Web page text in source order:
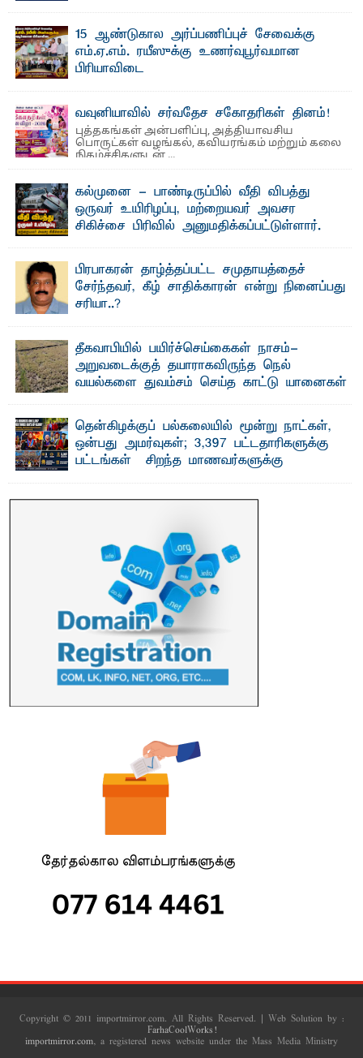
ஜே. எப். காமிலா பேகம்- இ லங்கை அரசாங்கம் அரசுசாரா
அமைப்புகள் (NGO) தொடர்பான புதிய சட்டமூலத்தை ...
15 ஆண்டுகால அர்ப்பணிப்புச் சேவைக்கு
எம்.ஏ.எம். ரயீஸுக்கு உணர்வுபூர்வமான
பிரியாவிடை
வவுனியாவில் சர்வதேச சகோதரிகள் தினம்!
புத்தகங்கள் அன்பளிப்பு, அத்தியாவசிய
பொருட்கள் வழங்கல், கவியரங்கம் மற்றும் கலை
நிகழ்ச்சிகளுடன் ...
கல்முனை - பாண்டிருப்பில் வீதி விபத்து
ஒருவர் உயிரிழப்பு, மற்றையவர் அவசர
சிகிச்சை பிரிவில் அனுமதிக்கப்பட்டுள்ளார்.
பாண்டிருப்பு ...பிரபாகரன் தாழ்த்தப்பட்ட சமுதாயத்தைச்
சேர்ந்தவர், கீழ் சாதிக்காரன் என்று நினைப்பது
சரியா..?
தீகவாபியில் பயிர்ச்செய்கைகள் நாசம்-
அறுவடைக்குத் தயாராகவிருந்த நெல்
வயல்களை துவம்சம் செய்த காட்டு யானைகள்
காணப்பட்ட பல ...தென்கிழக்குப் பல்கலையில் மூன்று நாட்கள்,
ஒன்பது அமர்வுகள்; 3,397 பட்டதாரிகளுக்கு
பட்டங்கள் – சிறந்த மாணவர்களுக்கு
மற்றும் சிறப்புப் பரிசுகள்
Copyright © 2011 importmirror.com. All Rights Reserved. | Web Solution by :
FarhaCoolWorks!
importmirror.com, a registered news website under the Mass Media Ministry